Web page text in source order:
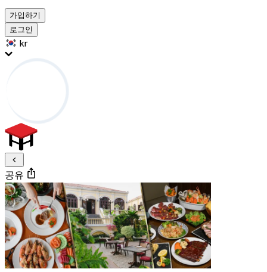
가입하기
로그인
kr
공유